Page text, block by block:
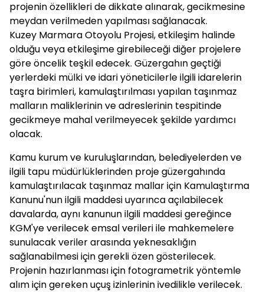
projenin özellikleri de dikkate alınarak, gecikmesine
meydan verilmeden yapılması sağlanacak.
Kuzey Marmara Otoyolu Projesi, etkileşim halinde
olduğu veya etkileşime girebileceği diğer projelere
göre öncelik teşkil edecek. Güzergahın geçtiği
yerlerdeki mülki ve idari yöneticilerle ilgili idarelerin
taşra birimleri, kamulaştırılması yapılan taşınmaz
malların maliklerinin ve adreslerinin tespitinde
gecikmeye mahal verilmeyecek şekilde yardımcı
olacak.
Kamu kurum ve kuruluşlarından, belediyelerden ve
ilgili tapu müdürlüklerinden proje güzergahında
kamulaştırılacak taşınmaz mallar için Kamulaştırma
Kanunu'nun ilgili maddesi uyarınca açılabilecek
davalarda, aynı kanunun ilgili maddesi gereğince
KGM'ye verilecek emsal verileri ile mahkemelere
sunulacak veriler arasında yeknesaklığın
sağlanabilmesi için gerekli özen gösterilecek.
Projenin hazırlanması için fotogrametrik yöntemle
alım için gereken uçuş izinlerinin ivedilikle verilecek.